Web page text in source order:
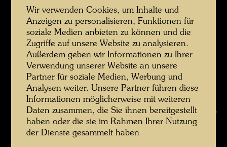
Hundertwasser auf dem Grasdachhaus von Ivan Tarulevič , Fotograf:
Unbekannt Unknown © Hundertwasser Archiv
Hundertwasser in Neuseeland
Wir verwenden Cookies, um Inhalte und
Anzeigen zu personalisieren, Funktionen für
soziale Medien anbieten zu können und die
Zugriffe auf unsere Website zu analysieren.
Außerdem geben wir Informationen zu Ihrer
Verwendung unserer Website an unsere
Partner für soziale Medien, Werbung und
Analysen weiter. Unsere Partner führen diese
Informationen möglicherweise mit weiteren
Daten zusammen, die Sie ihnen bereitgestellt
haben oder die sie im Rahmen Ihrer Nutzung
der Dienste gesammelt haben